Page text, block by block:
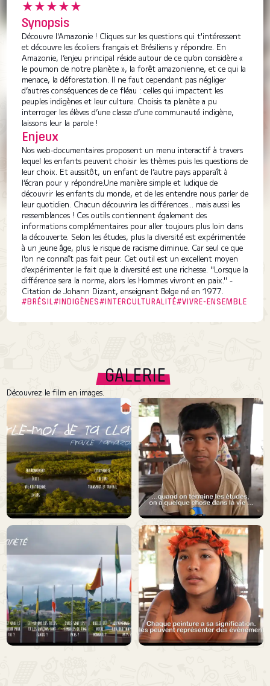
★★★★★
Synopsis
Découvre l'Amazonie ! Cliques sur les questions qui t'intéressent
et découvre les écoliers français et Brésiliens y répondre. En
Amazonie, l’enjeu principal réside autour de ce qu’on considère «
le poumon de notre planète », la forêt amazonienne, et ce qui la
menace, la déforestation. Il ne faut cependant pas négliger
d’autres conséquences de ce fléau : celles qui impactent les
peuples indigènes et leur culture. Choisis ta planète a pu
interroger les élèves d’une classe d’une communauté indigène,
laissons leur la parole !
Enjeux
Nos web-documentaires proposent un menu interactif à travers
lequel les enfants peuvent choisir les thèmes puis les questions de
leur choix. Et aussitôt, un enfant de l’autre pays apparaît à
l’écran pour y répondre. ​ Une manière simple et ludique de
découvrir les enfants du monde, et de les entendre nous parler de
leur quotidien. Chacun découvrira les différences... mais aussi les
ressemblances ! Ces outils contiennent également des
informations complémentaires pour aller toujours plus loin dans
la découverte. Selon les études, plus la diversité est expérimentée
à un jeune âge, plus le risque de racisme diminue. Car seul ce que
l'on ne connaît pas fait peur. Cet outil est un excellent moyen
d'expérimenter le fait que la diversité est une richesse. "Lorsque la
différence sera la norme, alors les Hommes vivront en paix." -
Citation de Johann Dizant, enseignant Belge né en 1977.
#BRÉSIL#INDIGÈNES#INTERCULTURALITÉ#VIVRE-ENSEMBLE
GALERIE
Découvrez le film en images.